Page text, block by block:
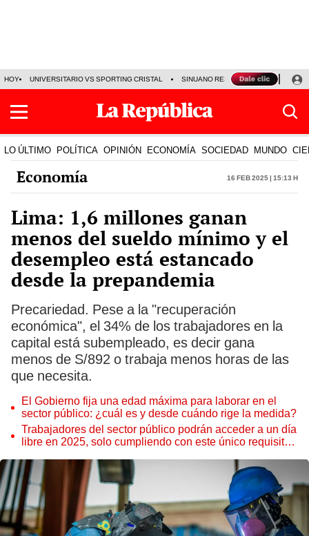
HOY UNIVERSITARIO VS SPORTING CRISTAL SINUANO RESULTADOS HOY
LO ÚLTIMO POLÍTICA OPINIÓN ECONOMÍA SOCIEDAD MUNDO
Economía 16 Feb 2025 | 15:13 h
Lima: 1,6 millones ganan
menos del sueldo mínimo y el
desempleo está estancado
desde la prepandemia
Precariedad. Pese a la "recuperación
económica", el 34% de los trabajadores en la
capital está subempleado, es decir gana
menos de S/892 o trabaja menos horas de las
que necesita.
El Gobierno fija una edad máxima para laborar en el
sector público: ¿cuál es y desde cuándo rige la medida?
Trabajadores del sector público podrán acceder a un día
libre en 2025, solo cumpliendo con este único requisito